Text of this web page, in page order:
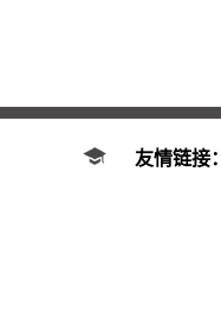
友情链接：